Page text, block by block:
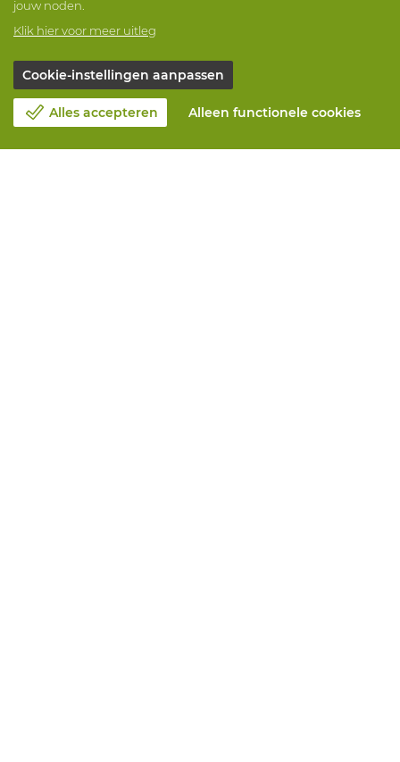
jouw noden.
Klik hier voor meer uitleg
Cookie-instellingen aanpassen
Alles accepteren Alleen functionele cookies